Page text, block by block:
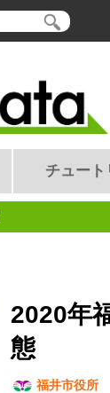
チュート
2020年
態
福井市役所